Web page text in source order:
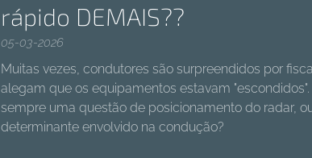
rápido DEMAIS??
05-03-2026
Muitas vezes, condutores são surpreendidos por
alegam que os equipamentos estavam
sempre uma questão de posicionamento do radar,
determinante envolvido na condução?